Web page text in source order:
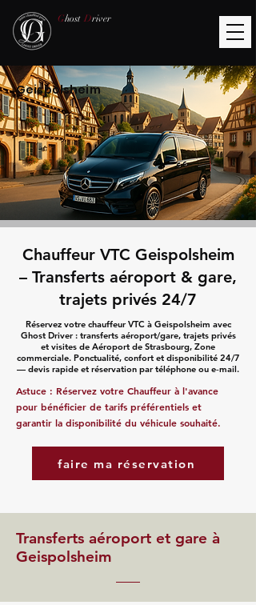
Ghost Driver
Geispolsheim
Chauffeur VTC Geispolsheim
– Transferts aéroport & gare,
trajets privés 24/7
Réservez votre chauffeur VTC à Geispolsheim avec
Ghost Driver : transferts aéroport/gare, trajets privés
et visites de Aéroport de Strasbourg, Zone
commerciale. Ponctualité, confort et disponibilité 24/7
— devis rapide et réservation par téléphone ou e‑mail.
Astuce : Réservez votre Chauffeur à l'avance
pour bénéficier de tarifs préférentiels et
garantir la disponibilité du véhicule souhaité.
faire ma réservation
Transferts aéroport et gare à
Geispolsheim